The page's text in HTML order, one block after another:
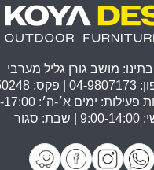
מושב גורן גליל מערבי
04-8550248
פעילות: ימים א׳-ה׳: 9:00-17:00
סגור